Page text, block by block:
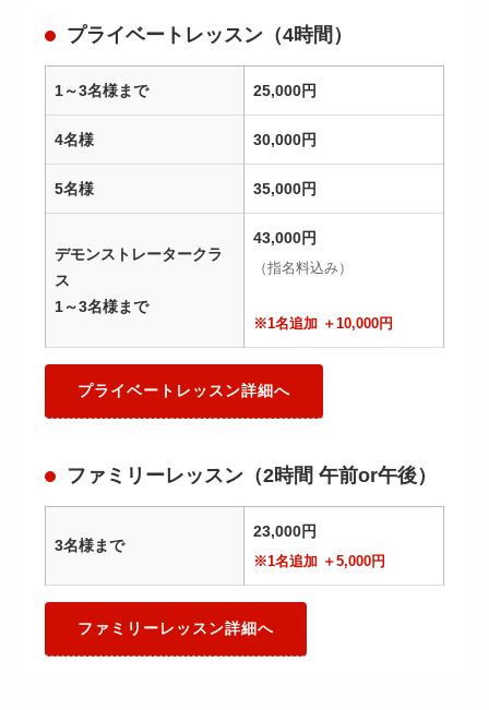
プライベートレッスン（4時間）
1～3名様まで 25,000円
4名様 30,000円
5名様 35,000円
デモンストレータークラ
ス
1～3名様まで
43,000円
（指名料込み）
※1名追加 ＋10,000円
プライベートレッスン詳細へ
ファミリーレッスン（2時間 午前or午後）
3名様まで
23,000円
※1名追加 ＋5,000円
ファミリーレッスン詳細へ